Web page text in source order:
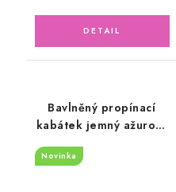
Bavlněný propínací
kabátek jemný ažurový
vzor, sluníčkově žlutý
Novinka